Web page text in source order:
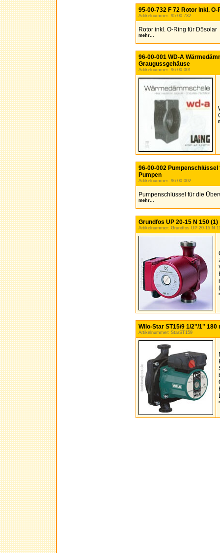
95-00-732 F 72 Rotor inkl.
Artikelnummer: 95-00-732
Rotor inkl. O-Ring für D5solar
mehr...
96-00-001 WD-A
Graugussgehäuse
Artikelnummer: 96-00-001
96-00-002
Pumpen
Artikelnummer: 96-00-002
Pumpenschlüssel für die
mehr...
Grundfos UP 20-15 N 150 (1)
Artikelnummer: Grundfos UP 20-15 N
Wilo-Star ST15/9 1/2''/1" 180
Artikelnummer: StarST159